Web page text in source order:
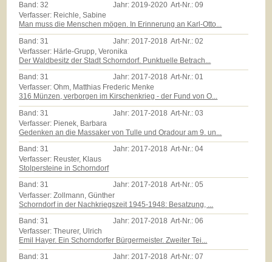
Band:32 Jahr:2019-2020 Art-Nr.:09
Verfasser: Reichle, Sabine
Man muss die Menschen mögen. In Erinnerung an Karl-Otto...
Band:31 Jahr: 2017-2018 Art-Nr.:02
Verfasser: Härle-Grupp, Veronika
Der Waldbesitz der Stadt Schorndorf. Punktuelle Betrach...
Band:31 Jahr:2017-2018 Art-Nr.:01
Verfasser: Ohm, Matthias Frederic Menke
316 Münzen, verborgen im Kirschenkrieg - der Fund von O...
Band:31 Jahr: 2017-2018 Art-Nr.:03
Verfasser: Pienek, Barbara
Gedenken an die Massaker von Tulle und Oradour am 9. un...
Band:31 Jahr:2017-2018 Art-Nr.:04
Verfasser: Reuster, Klaus
Stolpersteine in Schorndorf
Band:31 Jahr:2017-2018 Art-Nr.:05
Verfasser: Zollmann, Günther
Schorndorf in der Nachkriegszeit 1945-1948: Besatzung, ...
Band:31 Jahr:2017-2018 Art-Nr.:06
Verfasser: Theurer, Ulrich
Emil Hayer. Ein Schorndorfer Bürgermeister. Zweiter Tei...
Band:31 Jahr:2017-2018 Art-Nr.:07